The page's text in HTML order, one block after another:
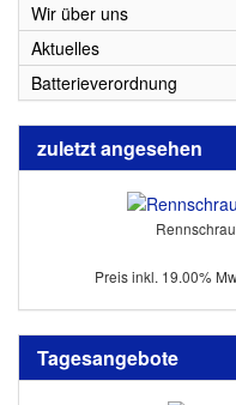
Wir über uns
Aktuelles
Batterieverordnung
zuletzt angesehen
Preis inkl. 19.00%
Tagesangebote